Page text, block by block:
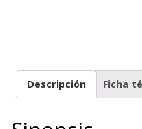
Descripción Ficha